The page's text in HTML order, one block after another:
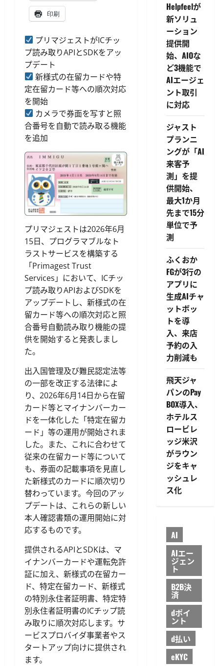
印刷
プリマジェストがICチッ
プ読み取りAPIとSDKをアッ
プデート
新様式の在留カードや特
定在留カード等への順次対応
を開始
カメラで券面を写すと照
合番号を自動で読み取る機能
を追加
プリマジェストは2026年6月
15日、プログラマブルなト
ラストサービスを構築する
「Primagest Trust
Services」において、ICチッ
プ読み取りAPIおよびSDKを
アップデートし、新様式の在
留カード等への順次対応と照
合番号自動読み取り機能の提
供を開始すると発表しまし
た。
出入国管理及び難民認定法等
の一部を改正する法律によ
り、2026年6月14日から在留
カード等とマイナンバーカー
ドを一体化した「特定在留カ
ード」等の運用が開始されま
した。また、これに合わせて
従来の在留カード等について
も、券面の記載事項を見直し
た新様式のカードに順次切り
替わっています。今回のアッ
プデートは、これらの新しい
本人確認書類の運用開始に対
応するものです。
提供されるAPIとSDKは、マ
イナンバーカードや運転免許
証に加え、新様式の在留カー
ド、特定在留カード、新様式
の特別永住者証明書、特定特
別永住者証明書のICチップ読
み取りに順次対応します。サ
ービスプロバイダ事業者やス
タートアップ向けに提供され
ます。
Helpfeelが
新ソリュ
ーション
提供開
始、AIOな
ど3機能で
AIエージェ
ント取引
に対応
ジャスト
プランニ
ングが「AI
来客予
測」を提
供開始、
最大1か月
先まで15分
単位で予
測
ふくおか
FGが3行の
アプリに
生成AIチャ
ットボッ
トを導
入、来店
予約の入
力削減も
飛天ジャ
パンのPay
BOX導入、
ホテルス
ロービレ
ッジ米沢
がラウン
ジをキャ
ッシュレ
ス化
AI
AIエー
ジェン
ト
B2B決
済
dポイ
ント
d払い
eKYC